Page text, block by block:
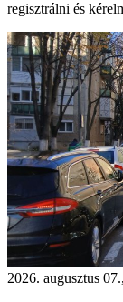
regisztrálni és
2026. augusztus